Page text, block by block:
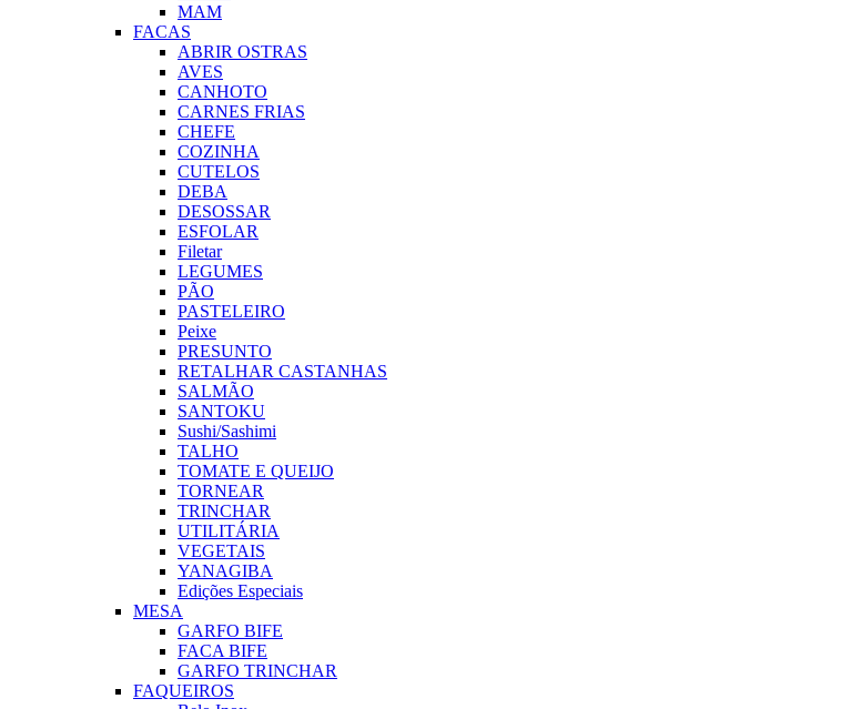
MAM
FACAS
ABRIR OSTRAS
AVES
CANHOTO
CARNES FRIAS
CHEFE
COZINHA
CUTELOS
DEBA
DESOSSAR
ESFOLAR
Filetar
LEGUMES
PÃO
PASTELEIRO
Peixe
PRESUNTO
RETALHAR CASTANHAS
SALMÃO
SANTOKU
Sushi/Sashimi
TALHO
TOMATE E QUEIJO
TORNEAR
TRINCHAR
UTILITÁRIA
VEGETAIS
YANAGIBA
Edições Especiais
MESA
GARFO BIFE
FACA BIFE
GARFO TRINCHAR
FAQUEIROS